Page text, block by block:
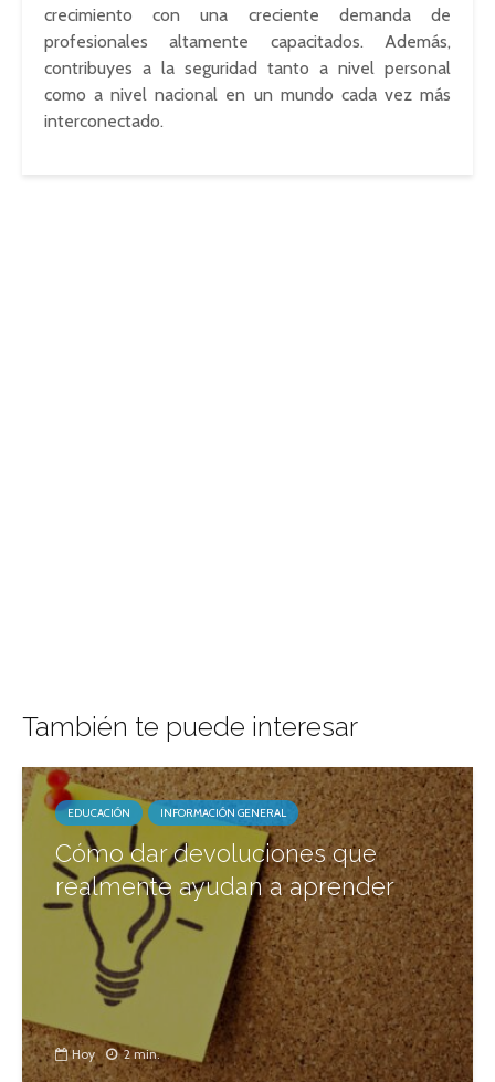
crecimiento con una creciente demanda de
profesionales altamente capacitados. Además,
contribuyes a la seguridad tanto a nivel personal
como a nivel nacional en un mundo cada vez más
interconectado.
También te puede interesar
EDUCACIÓN INFORMACIÓN GENERAL
Cómo dar devoluciones que
realmente ayudan a aprender
Hoy 2 min.